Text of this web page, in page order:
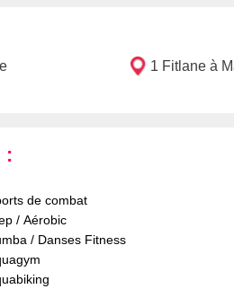
1 Fitlane à
:
de combat
/ Aérobic
/ Danses Fitness